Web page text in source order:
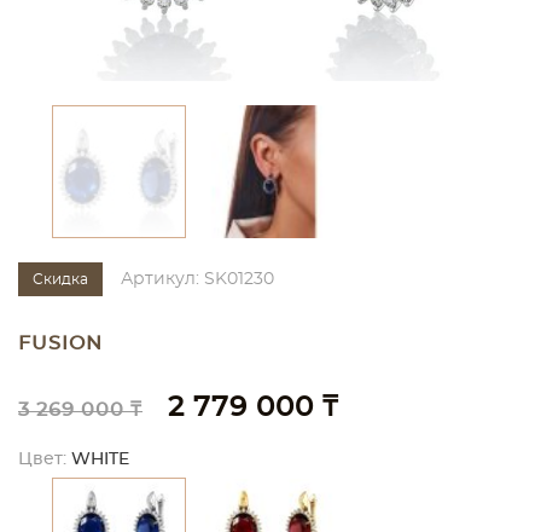
Скидка Артикул: SK01230
FUSION
3 269 000 ₸ 2 779 000 ₸
Цвет: WHITE